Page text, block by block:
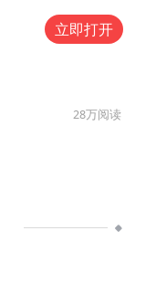
立即打开
28万阅读